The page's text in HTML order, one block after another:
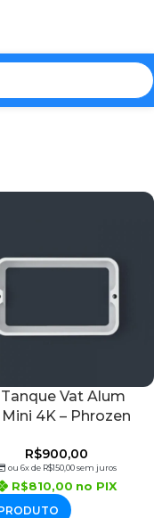
Vat Alum
4K – Phrozen
R$900,00
ou 6x de R$150,00sem juros
R$810,00 no PIX